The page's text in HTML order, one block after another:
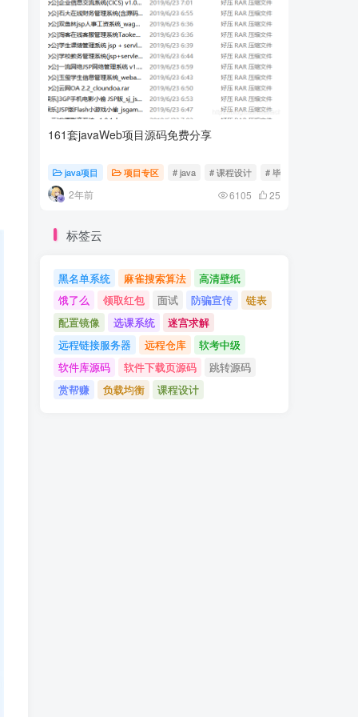
161套javaWeb项目源码免费分享
java项目 项目专区 # java # 课程设计 # 毕业设计
2年前 6105 25
标签云
黑名单系统 麻雀搜索算法
高清壁纸
饿了么
领取红包 面试 防骗宣传
链表
配置镜像
选课系统
迷宫求解
远程链接服务器
远程仓库
软考中级
软件库源码
软件下载页源码
跳转源码
赏帮赚
负载均衡 课程设计